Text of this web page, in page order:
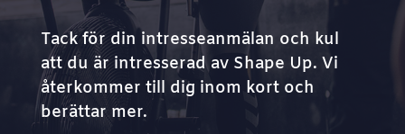
Tack för din intresseanmälan och kul
att du är intresserad av Shape Up. Vi
återkommer till dig inom kort och
berättar mer.